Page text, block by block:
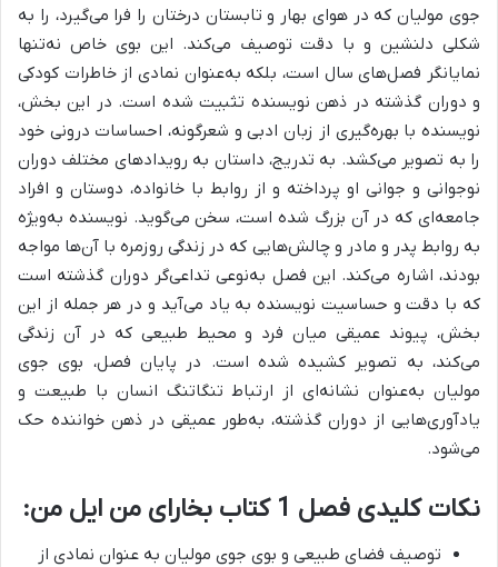
جوی مولیان که در هوای بهار و تابستان درختان را فرا می‌گیرد، را به
شکلی دلنشین و با دقت توصیف می‌کند. این بوی خاص نه‌تنها
نمایانگر فصل‌های سال است، بلکه به‌عنوان نمادی از خاطرات کودکی
و دوران گذشته در ذهن نویسنده تثبیت شده است. در این بخش،
نویسنده با بهره‌گیری از زبان ادبی و شعرگونه، احساسات درونی خود
را به تصویر می‌کشد. به تدریج، داستان به رویدادهای مختلف دوران
نوجوانی و جوانی او پرداخته و از روابط با خانواده، دوستان و افراد
جامعه‌ای که در آن بزرگ شده است، سخن می‌گوید. نویسنده به‌ویژه
به روابط پدر و مادر و چالش‌هایی که در زندگی روزمره با آن‌ها مواجه
بودند، اشاره می‌کند. این فصل به‌نوعی تداعی‌گر دوران گذشته است
که با دقت و حساسیت نویسنده به یاد می‌آید و در هر جمله از این
بخش، پیوند عمیقی میان فرد و محیط طبیعی که در آن زندگی
می‌کند، به تصویر کشیده شده است. در پایان فصل، بوی جوی
مولیان به‌عنوان نشانه‌ای از ارتباط تنگاتنگ انسان با طبیعت و
یادآوری‌هایی از دوران گذشته، به‌طور عمیقی در ذهن خواننده حک
می‌شود.
نکات کلیدی فصل 1 کتاب بخارای من ایل من:
توصیف فضای طبیعی و بوی جوی مولیان به عنوان نمادی از